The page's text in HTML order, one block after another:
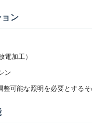
ン
電加工）
ン
整可能な照明を必要とする